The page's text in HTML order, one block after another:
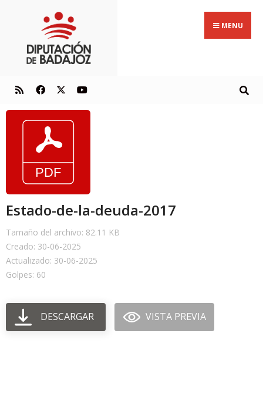
MENU
Estado-de-la-deuda-2017
Tamaño del archivo: 82.11 KB
Creado: 30-06-2025
Actualizado: 30-06-2025
Golpes: 60
DESCARGAR VISTA PREVIA